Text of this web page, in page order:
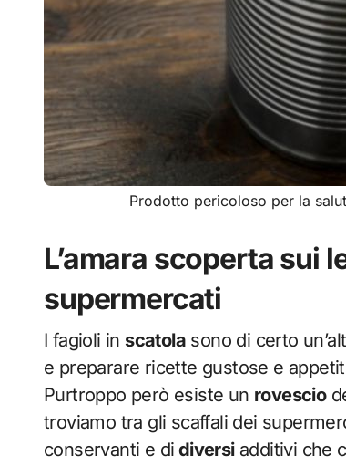
Prodotto pericoloso per la
L’amara scoperta sui
supermercati
I fagioli in scatola sono di certo
e preparare ricette gustose e
Purtroppo però esiste un rovescio
troviamo tra gli scaffali dei
conservanti e di diversiadditivi che